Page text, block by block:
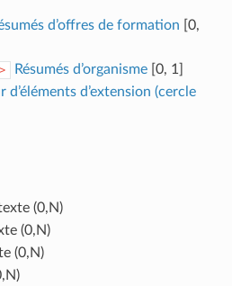
d’offres de formation [0,
Résumés d’organisme[0, 1]
d’éléments d’extension (cercle
(0,N)
(0,N)
(0,N)